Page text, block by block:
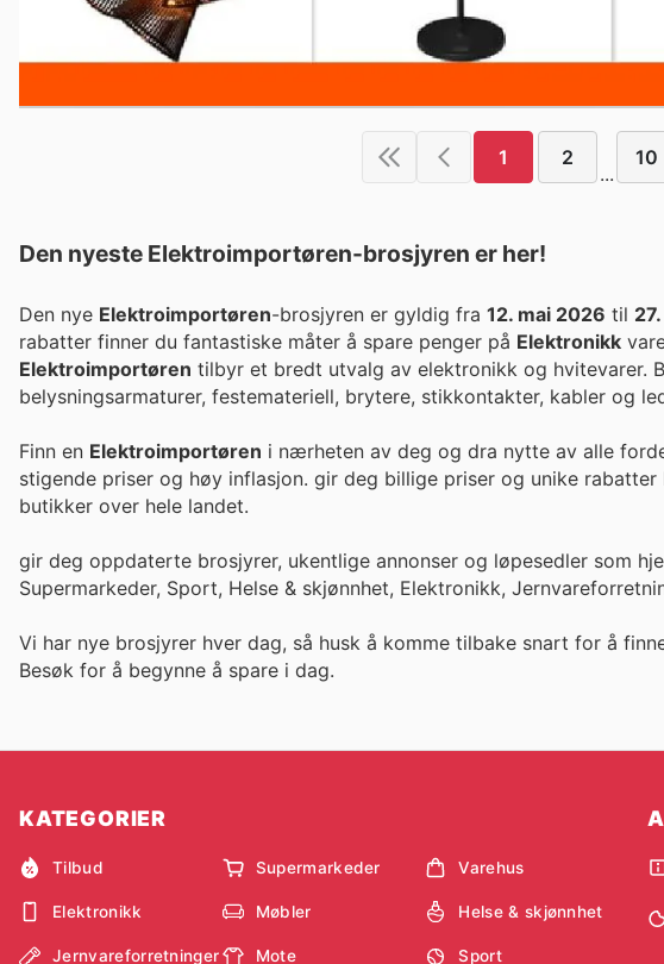
1 2
...
10
Den nyeste Elektroimportøren-brosjyren er her!
Den nye Elektroimportøren-brosjyren er gyldig fra 12. mai 2026 til
rabatter finner du fantastiske måter å spare penger på Elektronikk
Elektroimportøren tilbyr et bredt utvalg av elektronikk og hvitevarer.
belysningsarmaturer, festemateriell, brytere, stikkontakter, kabler og
Finn en Elektroimportøren i nærheten av deg og dra nytte av alle
stigende priser og høy inflasjon. gir deg billige priser og unike
butikker over hele landet.
gir deg oppdaterte brosjyrer, ukentlige annonser og løpesedler som
Supermarkeder, Sport, Helse & skjønnhet, Elektronikk,
Vi har nye brosjyrer hver dag, så husk å komme tilbake snart for å
Besøk for å begynne å spare i dag.
KATEGORIER
Tilbud Supermarkeder Varehus
Elektronikk Møbler Helse & skjønnhet
Jernvareforretninger Mote Sport